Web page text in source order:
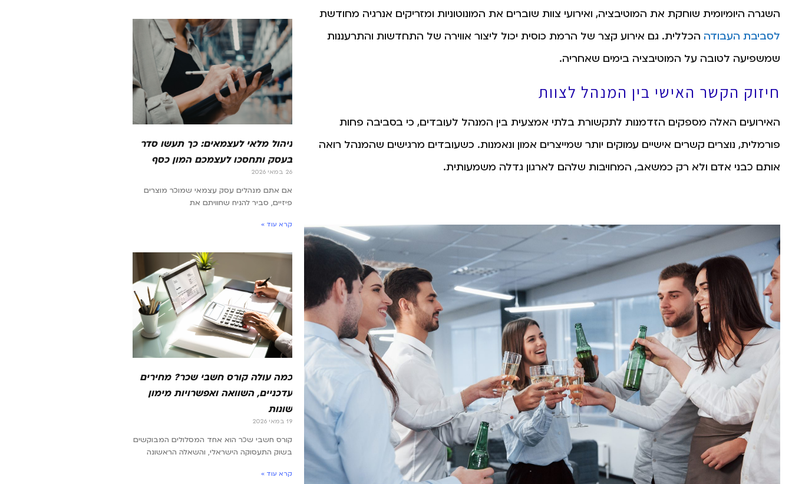
השגרה היומיומית שוחקת את המוטיבציה, ואירועי צוות שוברים את המונוטוניות ומזריקים אנרגיה מחודשת
לסביבת העבודה הכללית. גם אירוע קצר של הרמת כוסית יכול ליצור אווירה של התחדשות והתרעננות
שמשפיעה לטובה על המוטיבציה בימים שאחריה.
חיזוק הקשר האישי בין המנהל לצוות
האירועים האלה מספקים הזדמנות לתקשורת בלתי אמצעית בין המנהל לעובדים, כי בסביבה פחות
פורמלית, נוצרים קשרים אישיים עמוקים יותר שמייצרים אמון ונאמנות. כשעובדים מרגישים שהמנהל רואה
אותם כבני אדם ולא רק כמשאב, המחויבות שלהם לארגון גדלה משמעותית.
ניהול מלאי לעצמאים: כך תעשו סדר
בעסק ותחסכו לעצמכם המון כסף
26 במאי 2026
אם אתם מנהלים עסק עצמאי שמוכר מוצרים
פיזיים, סביר להניח שחוויתם את
קרא עוד »
כמה עולה קורס חשבי שכר? מחירים
עדכניים, השוואה ואפשרויות מימון
שונות
19 במאי 2026
קורס חשבי שכר הוא אחד המסלולים המבוקשים
בשוק התעסוקה הישראלי, והשאלה הראשונה
קרא עוד »